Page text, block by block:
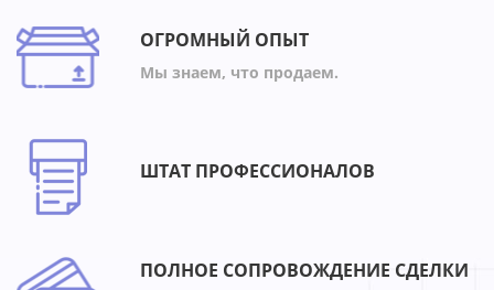
ОГРОМНЫЙ ОПЫТ
Мы знаем, что продаем.
ШТАТ ПРОФЕССИОНАЛОВ
ПОЛНОЕ СОПРОВОЖДЕНИЕ СДЕЛКИ